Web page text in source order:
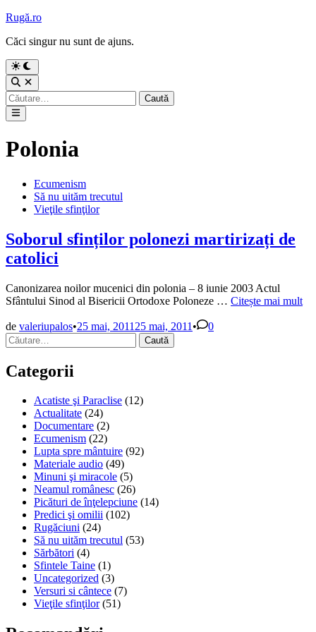
Sari
conținut
Rugă.ro
Căci singur nu sunt de ajuns.
Comută
la
modul
întunecat
Deschide
căutarea
Caută
după:
Meniu
principal
Polonia
PublicatEcumenism
Să nu uităm trecutul
Vieţile sfinţilor
Soborul sfinților polonezi martirizați de
catolici
Canonizarea noilor mucenici din polonia – 8 iunie 2003 Actul
Sfântului Sinod al Bisericii Ortodoxe Poloneze … Soborul
Citește mai mult
de valeriupalos•25 mai, 2011 25 mai, 2011 •
0
Caută
după:
Categorii
Acatiste şi Paraclise (12)
Actualitate (24)
Documentare (2)
Ecumenism (22)
Lupta spre mântuire (92)
Materiale audio (49)
Minuni şi miracole (5)
Neamul românesc (26)
Picături de înţelepciune (14)
Predici şi omilii (102)
Rugăciuni (24)
Să nu uităm trecutul (53)
Sărbători (4)
Sfintele Taine (1)
Uncategorized (3)
Versuri si cântece (7)
Vieţile sfinţilor(51)